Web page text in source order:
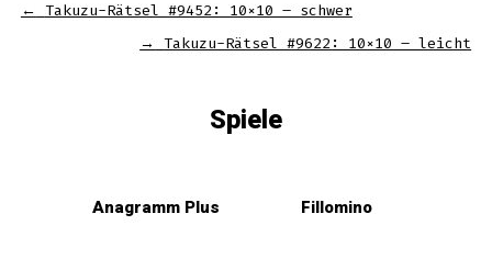
← Takuzu-Rätsel #9452: 10×10 – schwer
→
Takuzu-Rätsel #9622: 10×10 – leicht
Spiele
Anagramm Plus Fillomino